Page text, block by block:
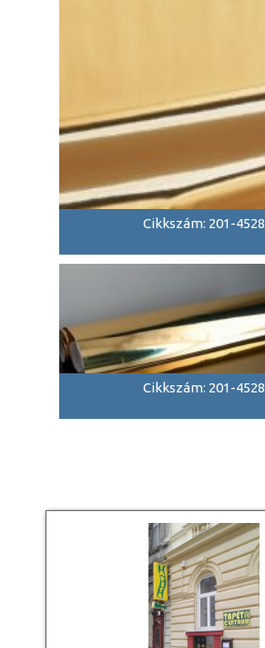
Cikkszám: 201-4528
Cikkszám: 201-4528